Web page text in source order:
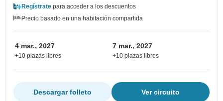
Regístrate para acceder a los descuentos
Precio basado en una habitación compartida
4 mar., 2027
+10 plazas libres
7 mar., 2027
+10 plazas libres
Ver circuito
Descargar folleto